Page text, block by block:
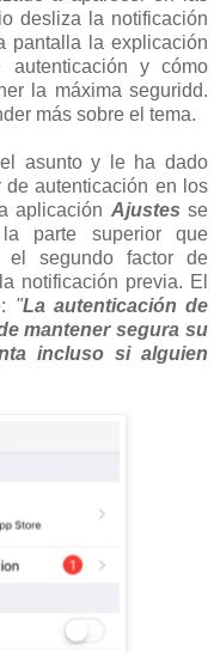
desliza la notificación
pantalla la explicación
y cómo
la máxima seguridd.
más sobre el tema.
asunto y le ha dado
de autenticación en los
aplicación Ajustes se
parte superior que
el segundo factor de
notificación previa. El
"La autenticación de
mantener segura su
incluso si alguien